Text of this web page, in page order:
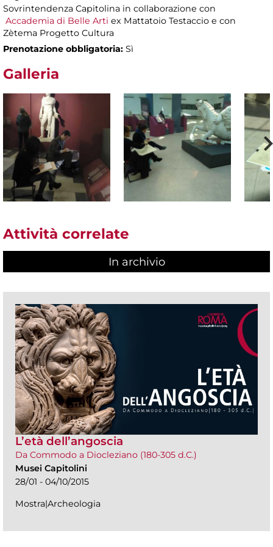
Sovrintendenza Capitolina in collaborazione con
Accademia di Belle Arti ex Mattatoio Testaccio e con
Zètema Progetto Cultura
Prenotazione obbligatoria: Sì
Galleria
Attività correlate
In archivio
L’età dell’angoscia
Da Commodo a Diocleziano (180-305 d.C.)
Musei Capitolini
28/01 - 04/10/2015
Mostra|Archeologia